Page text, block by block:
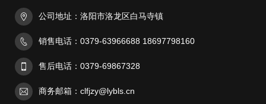
公司地址：洛阳市洛龙区白马寺镇
销售电话：0379-63966688 18697798160
售后电话：0379-69867328
商务邮箱：clfjzy@lybls.cn